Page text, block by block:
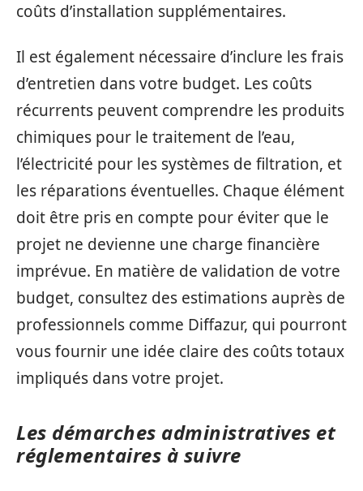
coûts d’installation supplémentaires.
Il est également nécessaire d’inclure les frais
d’entretien dans votre budget. Les coûts
récurrents peuvent comprendre les produits
chimiques pour le traitement de l’eau,
l’électricité pour les systèmes de filtration, et
les réparations éventuelles. Chaque élément
doit être pris en compte pour éviter que le
projet ne devienne une charge financière
imprévue. En matière de validation de votre
budget, consultez des estimations auprès de
professionnels comme Diffazur, qui pourront
vous fournir une idée claire des coûts totaux
impliqués dans votre projet.
Les démarches administratives et
réglementaires à suivre